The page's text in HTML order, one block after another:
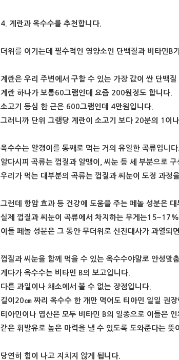
4. 계란과 옥수수를 추천합니다.
더위를 이기는데 필수적인 영양소인 단백질과 비타민B
계란은 우리 주변에서 구할 수 있는 가장 값이 싼 단백질
계란 하나가 보통60그램인데 요즘 200원정도 합니다.
소고기 등심 한 근은 600그램인데 4만원입니다.
그러니까 단위 그램당 계란이 소고기 보다 20분의 1이
옥수수는 알갱이를 통째로 먹는 거의 유일한 곡류입니다.
알다시피 곡류는 껍질과 알맹이, 씨눈 등 세 부분으로 구
우리가 먹는 대부분의 곡류는 껍질과 씨눈이 도정 과정
그런데 항암 효과 등 건강에 도움을 주는 페놀 성분은
실제 껍질과 씨눈이 곡류에서 차지하는 무게는
이들 페놀 성분은 그 동안 무더위로 신진대사가 과열되
껍질과 씨눈을 함께 먹을 수 있는 옥수수야말로 안성맞
게다가 옥수수는 비타민 B의 보고입니다.
다른 과일이나 채소에서 볼 수 없는 장점입니다.
길이20㎝ 짜리 옥수수 한 개만 먹어도 티아민 일일 권
티아민이나 엽산은 모두 비타민 B의 일종으로 이들은
같은 휘발유로 높은 마력을 낼 수 있도록 도와준다는 뜻
당연히 힘이 나고 지치지 않게 됩니다.